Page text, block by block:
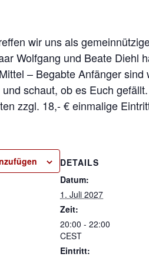
wir uns als
Wolfgang und Beate Diehl
– Begabte Anfänger
schaut, ob es Euch
zzgl. 18,- € einmalige
DETAILS
Datum:
1. Juli 2027
Zeit:
20:00 - 22:00
CEST
Eintritt: